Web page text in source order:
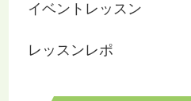
イベントレッスン
レッスンレポ